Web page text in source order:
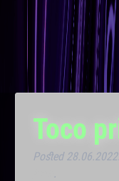
Toco
Posted 28.06.2022.
.